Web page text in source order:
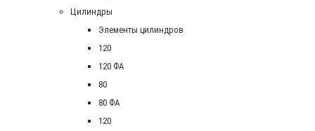
Цилиндры
Элементы цилиндров
120
120 ФА
80
80 ФА
120